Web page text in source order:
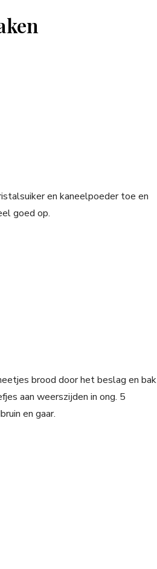
en kaneelpoeder toe en
goed op.
brood door het beslag en bak
aan weerszijden in ong. 5
en gaar.